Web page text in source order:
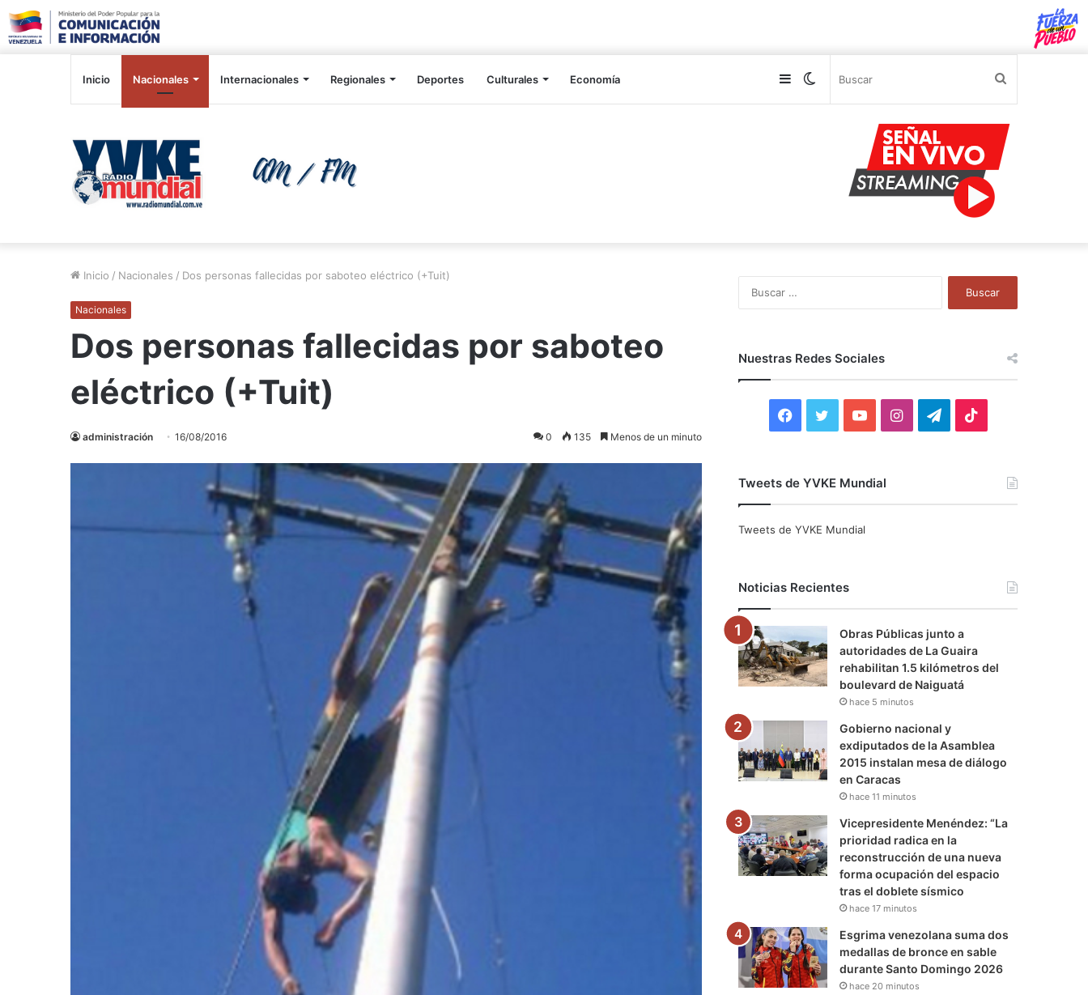
Inicio Nacionales Internacionales Regionales Deportes Culturales Economía Switch
Sidebar
Inicio / Nacionales / Dos personas fallecidas por saboteo eléctrico (+Tuit)
Nacionales
Dos personas fallecidas por saboteo
eléctrico (+Tuit)
administración 16/08/2016 0 135 Menos de un minuto
Nuestras Redes Sociales
F
c
o
k
i
r
Y
u
e
I
r
a
m
T
a
m
Tweets de YVKE Mundial
Tweets de YVKE Mundial
Noticias Recientes
Obras Públicas junto a
autoridades de La Guaira
rehabilitan 1.5 kilómetros del
boulevard de Naiguatá
hace 5 minutos
Gobierno nacional y
exdiputados de la Asamblea
2015 instalan mesa de diálogo
en Caracas
hace 11 minutos
Vicepresidente Menéndez: “La
prioridad radica en la
reconstrucción de una nueva
forma ocupación del espacio
tras el doblete sísmico
hace 17 minutos
Esgrima venezolana suma dos
medallas de bronce en sable
durante Santo Domingo 2026
hace 20 minutos